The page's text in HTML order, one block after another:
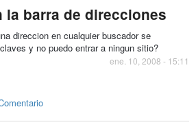
la barra de direcciones
direccion en cualquier buscador se
y no puedo entrar a ningun sitio?
ene. 10, 2008 - 15:11